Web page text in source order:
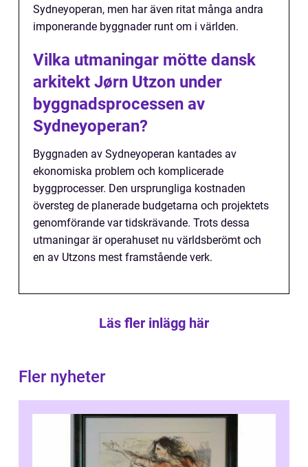
Sydneyoperan, men har även ritat många andra
imponerande byggnader runt om i världen.
Vilka utmaningar mötte dansk
arkitekt Jørn Utzon under
byggnadsprocessen av
Sydneyoperan?
Byggnaden av Sydneyoperan kantades av
ekonomiska problem och komplicerade
byggprocesser. Den ursprungliga kostnaden
översteg de planerade budgetarna och projektets
genomförande var tidskrävande. Trots dessa
utmaningar är operahuset nu världsberömt och
en av Utzons mest framstående verk.
Läs fler inlägg här
Fler nyheter